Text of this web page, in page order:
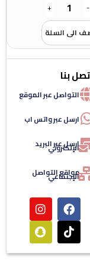
+
السلة
عبر الموقع
عبر واتس اب
عبر البريد
التواصل